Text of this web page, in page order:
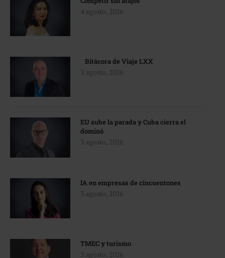
4 agosto, 2026
Bitácora de Viaje LXX
3 agosto, 2026
EU sube la parada y Cuba cierra el
dominó
3 agosto, 2026
IA en empresas de cincuentones
3 agosto, 2026
TMEC y turismo
3 agosto, 2026